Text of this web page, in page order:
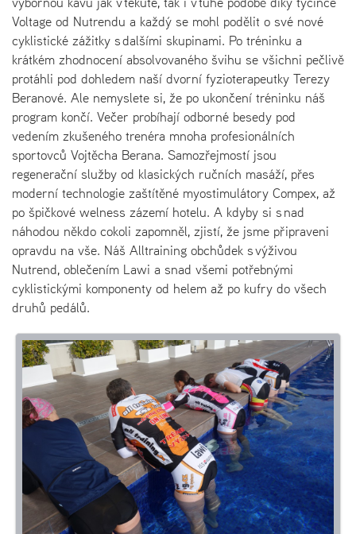
Voltage od Nutrendu a každý se mohl podělit o své nové
cyklistické zážitky s dalšími skupinami. Po tréninku a
krátkém zhodnocení absolvovaného švihu se všichni pečlivě
protáhli pod dohledem naší dvorní fyzioterapeutky Terezy
Beranové. Ale nemyslete si, že po ukončení tréninku náš
program končí. Večer probíhají odborné besedy pod
vedením zkušeného trenéra mnoha profesionálních
sportovců Vojtěcha Berana. Samozřejmostí jsou
regenerační služby od klasických ručních masáží, přes
moderní technologie zaštítěné myostimulátory Compex, až
po špičkové welness zázemí hotelu. A kdyby si s nad
náhodou někdo cokoli zapomněl, zjistí, že jsme připraveni
opravdu na vše. Náš Alltraining obchůdek s výživou
Nutrend, oblečením Lawi a snad všemi potřebnými
cyklistickými komponenty od helem až po kufry do všech
druhů pedálů.